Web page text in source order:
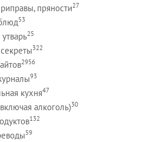
пряности27
53
25
322
2956
93
кухня47
алкоголь)30
132
59